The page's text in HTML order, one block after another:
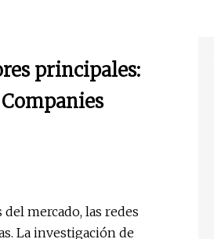
principales:
mercado, las redes
La investigación de